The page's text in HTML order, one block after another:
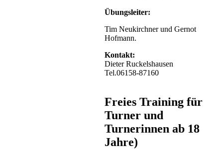
Übungsleiter:
Tim Neukirchner und Gernot
Hofmann.
Kontakt:
Dieter Ruckelshausen
Tel.06158-87160
Freies Training für
Turner und
Turnerinnen ab 18
Jahre)